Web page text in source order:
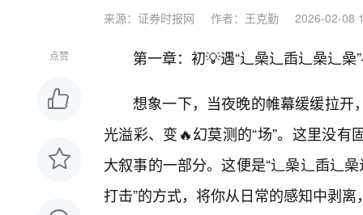
来源：证券时报网 作者：王克勤 2026-02-08
点赞 第一章：初💡遇“辶喿辶臿辶喿辶
想象一下，当夜晚的帷幕缓缓拉开
光溢彩、变🔥幻莫测的“场”。这里没
大叙事的一部分。这便是“辶喿辶臿辶
打击”的方式，将你从日常的感知中剥